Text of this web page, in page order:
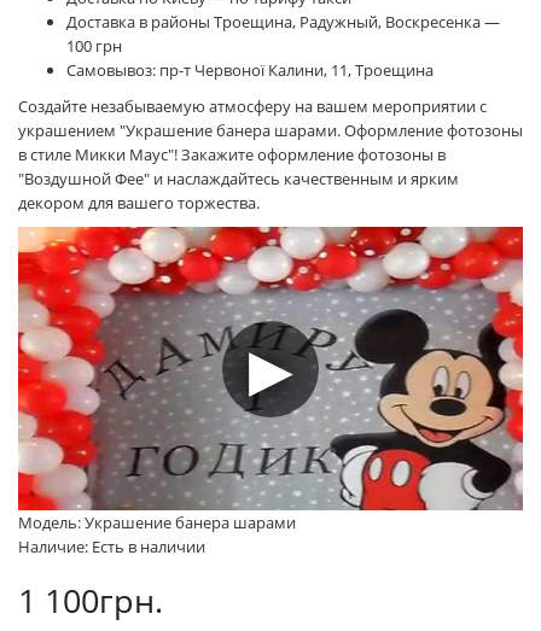
Доставка в районы Троещина, Радужный, Воскресенка —
100 грн
Самовывоз: пр-т Червоної Калини, 11, Троещина
Создайте незабываемую атмосферу на вашем мероприятии с
украшением "Украшение банера шарами. Оформление фотозоны
в стиле Микки Маус"! Закажите оформление фотозоны в
"Воздушной Фее" и наслаждайтесь качественным и ярким
декором для вашего торжества.
Модель: Украшение банера шарами
Наличие: Есть в наличии
1 100грн.